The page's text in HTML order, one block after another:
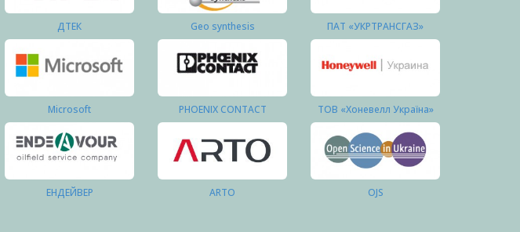
ДТЕК Geo synthesis ПАТ «УКРТРАНСГАЗ»
Microsoft PHOENIX CONTACT ТОВ «Хоневелл Україна»
ЕНДЕЙВЕР ARTO OJS